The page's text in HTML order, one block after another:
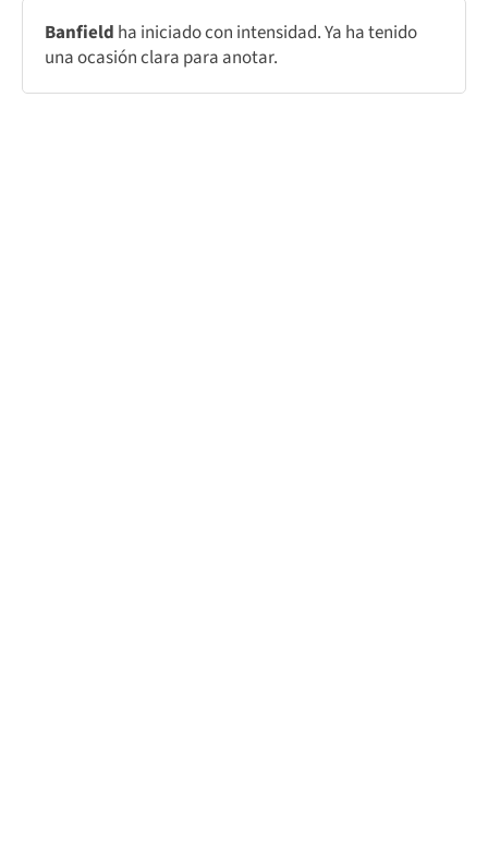
Banfield ha iniciado con intensidad. Ya ha tenido
una ocasión clara para anotar.